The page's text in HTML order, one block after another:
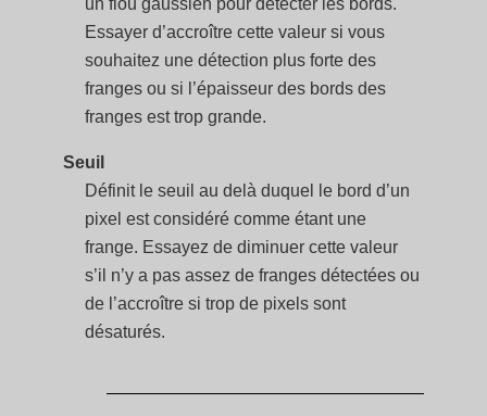
un flou gaussien pour détecter les bords.
Essayer d’accroître cette valeur si vous
souhaitez une détection plus forte des
franges ou si l’épaisseur des bords des
franges est trop grande.
Seuil
Définit le seuil au delà duquel le bord d’un
pixel est considéré comme étant une
frange. Essayez de diminuer cette valeur
s’il n’y a pas assez de franges détectées ou
de l’accroître si trop de pixels sont
désaturés.